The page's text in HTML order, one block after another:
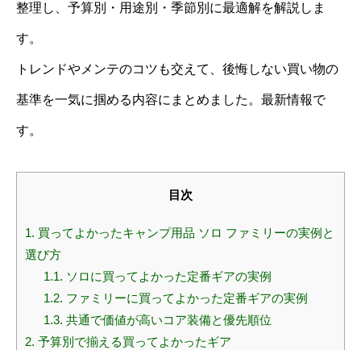
整理し、予算別・用途別・季節別に最適解を解説しま
す。
トレンドやメンテのコツも交えて、後悔しない買い物の
基準を一気に掴める内容にまとめました。最新情報で
す。
目次
1. 買ってよかったキャンプ用品 ソロ ファミリーの実例と
選び方
1.1. ソロに買ってよかった定番ギアの実例
1.2. ファミリーに買ってよかった定番ギアの実例
1.3. 共通で価値が高いコア装備と優先順位
2. 予算別で揃える買ってよかったギア